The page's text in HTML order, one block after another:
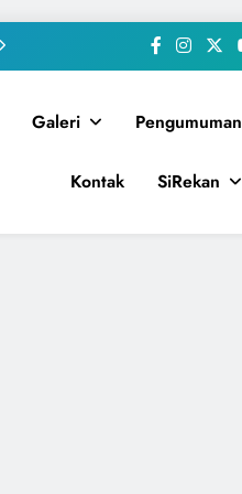
Galeri Pengumuman
Kontak SiRekan